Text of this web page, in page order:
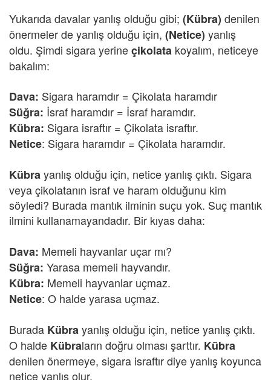
Yukarıda davalar yanlış olduğu gibi; (Kübra) denilen
önermeler de yanlış olduğu için, (Netice) yanlış
oldu. Şimdi sigara yerineçikolata koyalım, neticeye
bakalım:
Dava: Sigara haramdır = Çikolata haramdır
Süğra: İsraf haramdır = İsraf haramdır.
Kübra: Sigara israftır = Çikolata israftır.
Netice: Sigara haramdır = Çikolata haramdır.
Kübrayanlış olduğu için, netice yanlış çıktı. Sigara
veya çikolatanın israf ve haram olduğunu kim
söyledi? Burada mantık ilminin suçu yok. Suç mantık
ilmini kullanamayandadır. Bir kıyas daha:
Dava: Memeli hayvanlar uçar mı?
Süğra: Yarasa memeli hayvandır.
Kübra: Memeli hayvanlar uçmaz.
Netice: O halde yarasa uçmaz.
Burada Kübrayanlış olduğu için, netice yanlış çıktı.
O halde Kübraların doğru olması şarttır. Kübra
denilen önermeye, sigara israftır diye yanlış koyunca
netice yanlış olur.